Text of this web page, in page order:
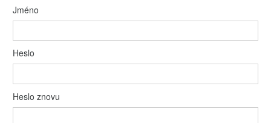
Jméno
Heslo
Heslo znovu